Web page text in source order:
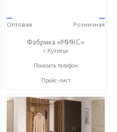
—
Оптовая
—
Розничная
Фабрика «МИКС»
г.Кузнецк
+7 (937) 423-36-37
Показать телефон
Прайс-лист